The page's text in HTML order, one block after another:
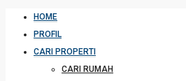
HOME
PROFIL
CARI PROPERTI
CARI RUMAH